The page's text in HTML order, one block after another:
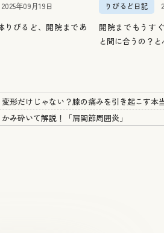
2025年09月19日
りびるど、開院まであ
りびるど日記
開院までもうす
と間に合うの？と
変形だけじゃない？膝の痛みを引き起こす本
かみ砕いて解説！「肩関節周囲炎」